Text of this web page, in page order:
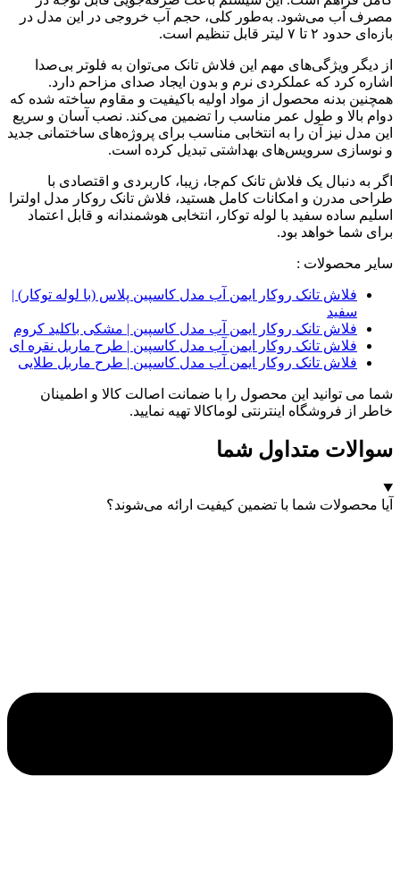
مصرف آب می‌شود. به‌طور کلی، حجم آب خروجی در این مدل در
بازه‌ای حدود ۲ تا ۷ لیتر قابل تنظیم است.
از دیگر ویژگی‌های مهم این فلاش تانک می‌توان به فلوتر بی‌صدا
اشاره کرد که عملکردی نرم و بدون ایجاد صدای مزاحم دارد.
همچنین بدنه محصول از مواد اولیه باکیفیت و مقاوم ساخته شده که
دوام بالا و طول عمر مناسب را تضمین می‌کند. نصب آسان و سریع
این مدل نیز آن را به انتخابی مناسب برای پروژه‌های ساختمانی جدید
و نوسازی سرویس‌های بهداشتی تبدیل کرده است.
اگر به دنبال یک فلاش تانک کم‌جا، زیبا، کاربردی و اقتصادی با
طراحی مدرن و امکانات کامل هستید، فلاش تانک روکار مدل اولترا
اسلیم ساده سفید با لوله توکار، انتخابی هوشمندانه و قابل اعتماد
برای شما خواهد بود.
سایر محصولات :
فلاش تانک روکار ایمن آب مدل کاسپین پلاس (با لوله توکار) |
سفید
فلاش تانک روکار ایمن آب مدل کاسپین | مشکی باکلید کروم
فلاش تانک روکار ایمن آب مدل کاسپین | طرح ماربل نقره ای
فلاش تانک روکار ایمن آب مدل کاسپین | طرح ماربل طلایی
شما می توانید این محصول را با ضمانت اصالت کالا و اطمینان
خاطر از فروشگاه اینترنتی لوماکالا تهیه نمایید.
سوالات متداول شما
آیا محصولات شما با تضمین کیفیت ارائه می‌شوند؟